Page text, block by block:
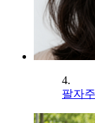
4.
팔자